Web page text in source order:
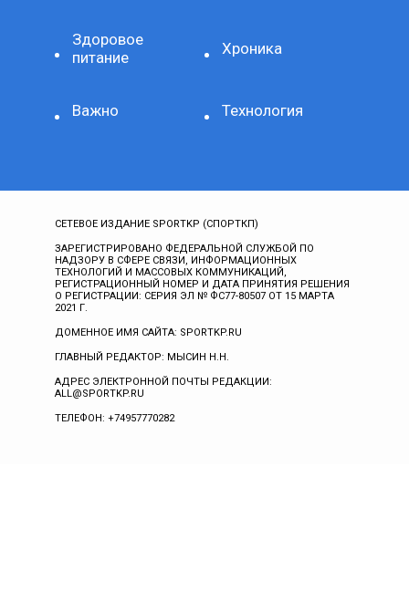
Здоровое
питание
Хроника
Важно Технология
СЕТЕВОЕ ИЗДАНИЕ SPORTKP (СПОРТКП)
ЗАРЕГИСТРИРОВАНО ФЕДЕРАЛЬНОЙ СЛУЖБОЙ ПО
НАДЗОРУ В СФЕРЕ СВЯЗИ, ИНФОРМАЦИОННЫХ
ТЕХНОЛОГИЙ И МАССОВЫХ КОММУНИКАЦИЙ,
РЕГИСТРАЦИОННЫЙ НОМЕР И ДАТА ПРИНЯТИЯ РЕШЕНИЯ
О РЕГИСТРАЦИИ: СЕРИЯ ЭЛ № ФС77-80507 ОТ 15 МАРТА
2021 Г.
ДОМЕННОЕ ИМЯ САЙТА: SPORTKP.RU
ГЛАВНЫЙ РЕДАКТОР: МЫСИН Н.Н.
АДРЕС ЭЛЕКТРОННОЙ ПОЧТЫ РЕДАКЦИИ:
ALL@SPORTKP.RU
ТЕЛЕФОН: +74957770282